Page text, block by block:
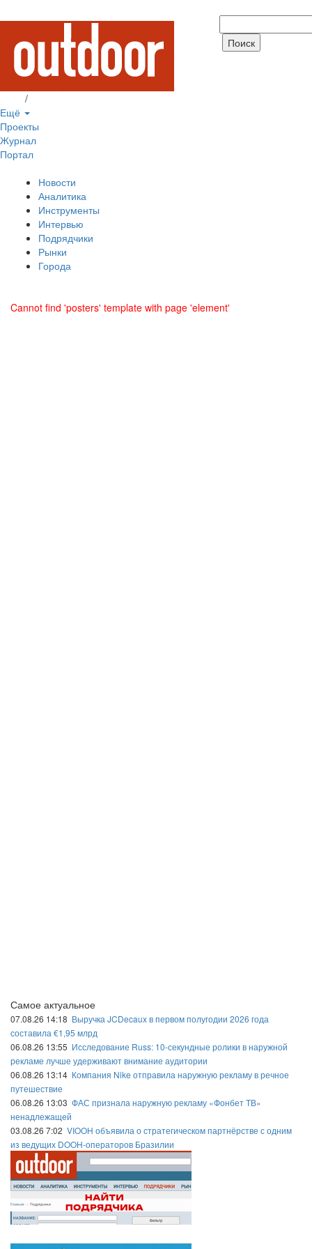
/
Ещё
Проекты
Журнал
Портал
Новости
Аналитика
Инструменты
Интервью
Подрядчики
Рынки
Города
Cannot find 'posters' template with page 'element'
Самое актуальное
07.08.26 14:18 Выручка JCDecaux в первом полугодии 2026 года
составила €1,95 млрд
06.08.26 13:55 Исследование Russ: 10-секундные ролики в наружной
рекламе лучше удерживают внимание аудитории
06.08.26 13:14 Компания Nike отправила наружную рекламу в речное
путешествие
06.08.26 13:03 ФАС признала наружную рекламу «Фонбет ТВ»
ненадлежащей
03.08.26 7:02 VIOOH объявила о стратегическом партнёрстве с одним
из ведущих DOOH-операторов Бразилии